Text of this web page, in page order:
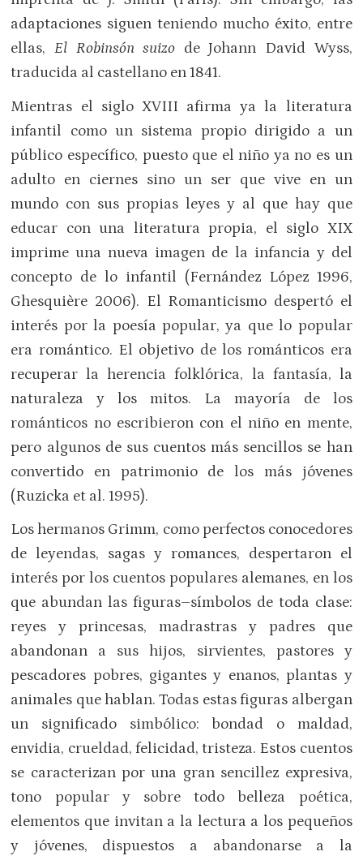
adaptaciones siguen teniendo mucho éxito, entre
ellas,El Robinsón suizo de Johann David Wyss,
traducida al castellano en 1841.
Mientras el siglo XVIII afirma ya la literatura
infantil como un sistema propio dirigido a un
público específico, puesto que el niño ya no es un
adulto en ciernes sino un ser que vive en un
mundo con sus propias leyes y al que hay que
educar con una literatura propia, el siglo XIX
imprime una nueva imagen de la infancia y del
concepto de lo infantil (Fernández López 1996,
Ghesquière 2006). El Romanticismo despertó el
interés por la poesía popular, ya que lo popular
era romántico. El objetivo de los románticos era
recuperar la herencia folklórica, la fantasía, la
naturaleza y los mitos. La mayoría de los
románticos no escribieron con el niño en mente,
pero algunos de sus cuentos más sencillos se han
convertido en patrimonio de los más jóvenes
(Ruzicka et al. 1995).
Los hermanos Grimm, como perfectos conocedores
de leyendas, sagas y romances, despertaron el
interés por los cuentos populares alemanes, en los
que abundan las figuras–símbolos de toda clase:
reyes y princesas, madrastras y padres que
abandonan a sus hijos, sirvientes, pastores y
pescadores pobres, gigantes y enanos, plantas y
animales que hablan. Todas estas figuras albergan
un significado simbólico: bondad o maldad,
envidia, crueldad, felicidad, tristeza. Estos cuentos
se caracterizan por una gran sencillez expresiva,
tono popular y sobre todo belleza poética,
elementos que invitan a la lectura a los pequeños
y jóvenes, dispuestos a abandonarse a la